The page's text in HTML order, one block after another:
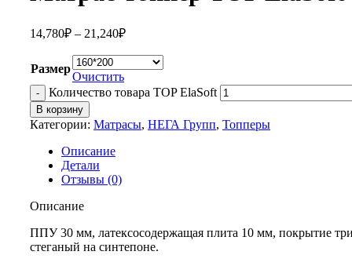
14,780₽ – 21,240₽
Размер
Очистить
Количество товара TOP ElaSoft
В корзину
Категории: Матрасы, НЕГА Групп, Топперы
Описание
Детали
Отзывы (0)
Описание
ППУ 30 мм, латексосодержащая плита 10 мм, покрытие
стеганый на синтепоне.